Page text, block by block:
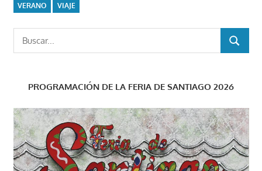
VERANO
VIAJE
Buscar:
BUSCAR
PROGRAMACIÓN DE LA FERIA DE SANTIAGO 2026